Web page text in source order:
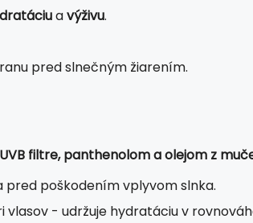
avýživu.
pred slnečným žiarením.
filtre, panthenolom a olejom z
poškodením vplyvom slnka.
vlasov - udržuje hydratáciu v